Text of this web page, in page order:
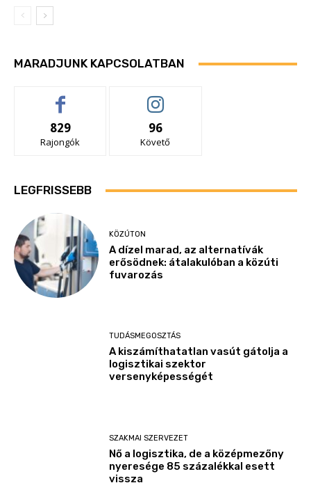
MARADJUNK KAPCSOLATBAN
829
Rajongók
96
Követő
LEGFRISSEBB
KÖZÚTON
A dízel marad, az alternatívák
erősödnek: átalakulóban a közúti
fuvarozás
TUDÁSMEGOSZTÁS
A kiszámíthatatlan vasút gátolja a
logisztikai szektor
versenyképességét
SZAKMAI SZERVEZET
Nő a logisztika, de a középmezőny
nyeresége 85 százalékkal esett
vissza